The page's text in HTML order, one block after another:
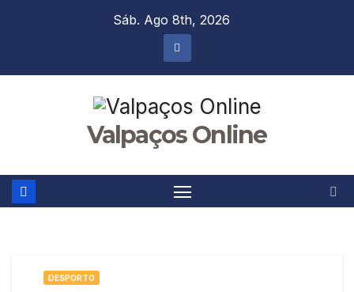
Sáb. Ago 8th, 2026
Valpaços Online
DESPORTO